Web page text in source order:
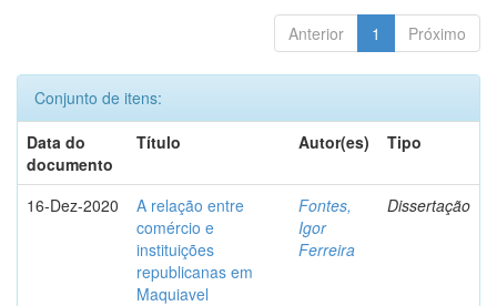
Anterior 1 Próximo
Conjunto de itens:
Data do
documento
Título Autor(es) Tipo
16-Dez-2020
A relação entre
comércio e
instituições
republicanas em
Maquiavel
Fontes,
Igor
Ferreira
Dissertação